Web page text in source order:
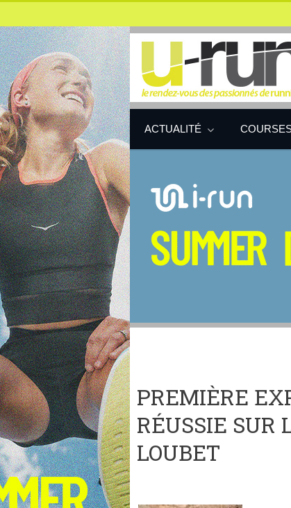
ACTUALITÉ
PREMIÈRE
RÉUSSIE SUR
LOUBET